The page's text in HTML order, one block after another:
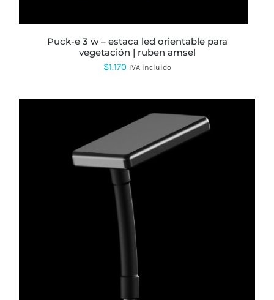
puck-e 3 w – estaca led orientable para
vegetación | ruben amsel
$1.170 IVA incluido